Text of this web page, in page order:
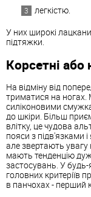
легкістю.
У них широкі
підтяжки.
Корсетні або
На відміну від
триматися на ногах.
силіконовими
до шкіри. Більш
влітку, це чудова
пояси з підв'язками
але звертають увагу
мають тенденцію
застосувань. У будь-
головних критеріїв
в панчохах - перший